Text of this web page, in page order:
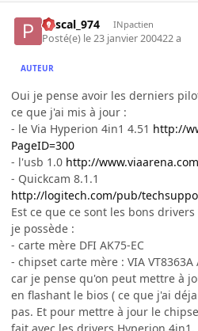
Pascal_974 INpactien
Posté(e) le 23 janvier 200422 a
AUTEUR
Oui je pense avoir les derniers
ce que j'ai mis à jour :
- le Via Hyperion 4in1 4.51 http://
PageID=300
- l'usb 1.0 http://
- Quickcam 8.1.1
http://logitech.com/pub/
Est ce que ce sont les bons
je possède :
- carte mère DFI AK75-EC
- chipset carte mère : VIA VT8363A
car je pense qu'on peut mettre à
en flashant le bios ( ce que j'ai
pas. Et pour mettre à jour le